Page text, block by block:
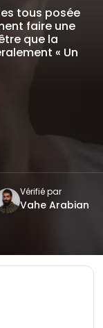
tous posée
faire une
que la
« Un
Vérifié par
Vahe Arabian